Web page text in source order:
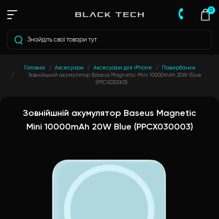
0
Головна Аксесуари Аксесуари для iPhone
Павербанки
Зовнійшній акумулятор Baseus Magnetic Mini 10000mAh 20W Blue
(PPCX030003)
Зовнійшній акумулятор Baseus Magnetic
Mini 10000mAh 20W Blue (PPCX030003)